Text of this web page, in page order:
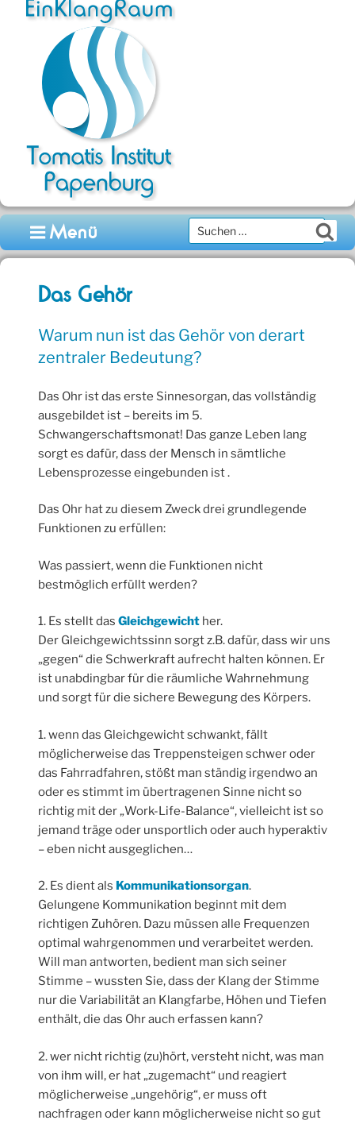
Menü
Suchen
nach:
Das Gehör
Warum nun ist das Gehör von derart
zentraler Bedeutung?
Das Ohr ist das erste Sinnesorgan, das vollständig
ausgebildet ist – bereits im 5.
Schwangerschaftsmonat! Das ganze Leben lang
sorgt es dafür, dass der Mensch in sämtliche
Lebensprozesse eingebunden ist .
Das Ohr hat zu diesem Zweck drei grundlegende
Funktionen zu erfüllen:
Was passiert, wenn die Funktionen nicht
bestmöglich erfüllt werden?
1. Es stellt das Gleichgewicht her.
Der Gleichgewichtssinn sorgt z.B. dafür, dass wir uns
„gegen“ die Schwerkraft aufrecht halten können. Er
ist unabdingbar für die räumliche Wahrnehmung
und sorgt für die sichere Bewegung des Körpers.
1. wenn das Gleichgewicht schwankt, fällt
möglicherweise das Treppensteigen schwer oder
das Fahrradfahren, stößt man ständig irgendwo an
oder es stimmt im übertragenen Sinne nicht so
richtig mit der „Work-Life-Balance“, vielleicht ist so
jemand träge oder unsportlich oder auch hyperaktiv
– eben nicht ausgeglichen…
2. Es dient als Kommunikationsorgan.
Gelungene Kommunikation beginnt mit dem
richtigen Zuhören. Dazu müssen alle Frequenzen
optimal wahrgenommen und verarbeitet werden.
Will man antworten, bedient man sich seiner
Stimme – wussten Sie, dass der Klang der Stimme
nur die Variabilität an Klangfarbe, Höhen und Tiefen
enthält, die das Ohr auch erfassen kann?
2. wer nicht richtig (zu)hört, versteht nicht, was man
von ihm will, er hat „zugemacht“ und reagiert
möglicherweise „ungehörig“, er muss oft
nachfragen oder kann möglicherweise nicht so gut